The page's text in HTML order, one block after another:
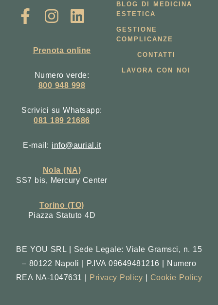
Prenota online
Numero verde:
800 948 998
Scrivici su Whatsapp:
081 189 21686
E-mail: info@aurial.it
Nola (NA)
SS7 bis, Mercury Center
Torino (TO)
Piazza Statuto 4D
BLOG DI MEDICINA
ESTETICA
GESTIONE
COMPLICANZE
CONTATTI
LAVORA CON NOI
BE YOU SRL | Sede Legale: Viale Gramsci, n. 15
– 80122 Napoli | P.IVA 09649481216 | Numero
REA NA-1047631 |
Privacy Policy Cookie Policy